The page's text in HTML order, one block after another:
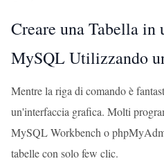
Creare una Tabella in
MySQL Utilizzando
Mentre la riga di comando è
un'interfaccia grafica. Molti
MySQL Workbench o
tabelle con solo few clic.